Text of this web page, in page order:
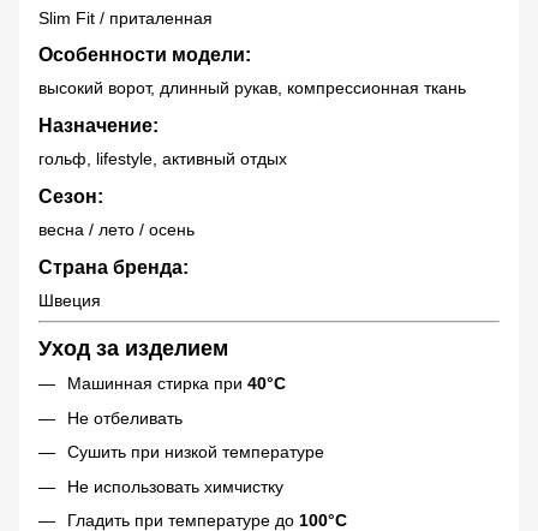
Slim Fit / приталенная
Особенности модели:
высокий ворот, длинный рукав, компрессионная ткань
Назначение:
гольф, lifestyle, активный отдых
Сезон:
весна / лето / осень
Страна бренда:
Швеция
Уход за изделием
Машинная стирка при 40°C
Не отбеливать
Сушить при низкой температуре
Не использовать химчистку
Гладить при температуре до 100°C